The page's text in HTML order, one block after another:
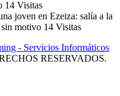
14 Visitas
joven en Ezeiza: salía a la
sin motivo 14 Visitas
- Servicios Informáticos
RESERVADOS.